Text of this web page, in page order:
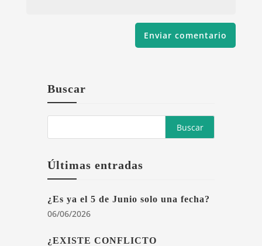
Buscar
Últimas entradas
¿Es ya el 5 de Junio solo una fecha?
06/06/2026
¿EXISTE CONFLICTO